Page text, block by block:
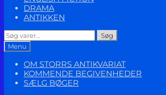
DRAMA
ANTIKKEN
Søg
efter:
Søg
Menu
OM STORRS ANTIKVARIAT
KOMMENDE BEGIVENHEDER
SÆLG BØGER